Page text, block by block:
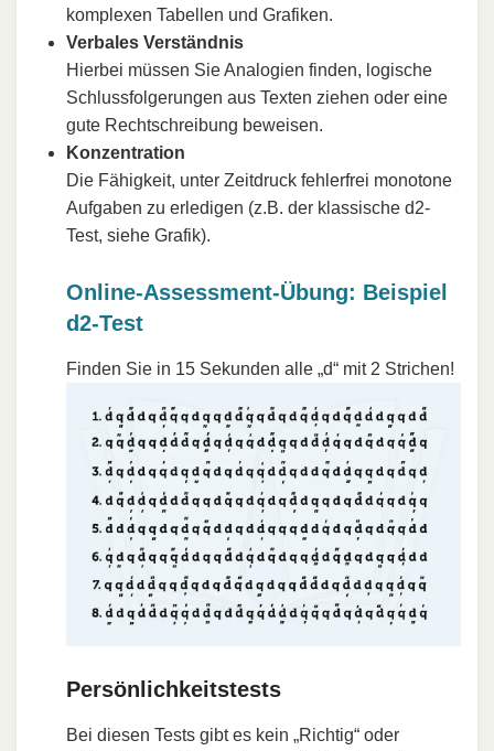
komplexen Tabellen und Grafiken.
Verbales Verständnis
Hierbei müssen Sie Analogien finden, logische
Schlussfolgerungen aus Texten ziehen oder eine
gute Rechtschreibung beweisen.
Konzentration
Die Fähigkeit, unter Zeitdruck fehlerfrei monotone
Aufgaben zu erledigen (z.B. der klassische d2-
Test, siehe Grafik).
Online-Assessment-Übung: Beispiel
d2-Test
Finden Sie in 15 Sekunden alle „d“ mit 2 Strichen!
Persönlichkeitstests
Bei diesen Tests gibt es kein „Richtig“ oder